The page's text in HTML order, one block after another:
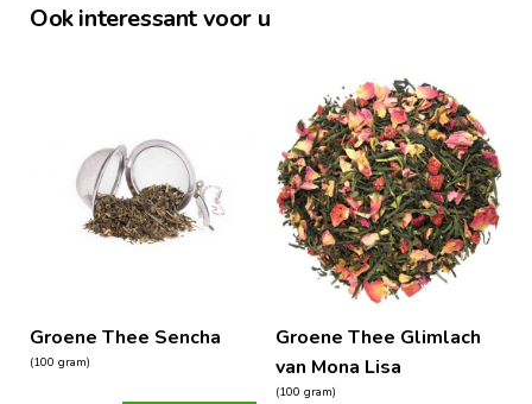
Ook interessant voor u
Groene Thee Sencha
(100 gram)
Groene Thee Glimlach
van Mona Lisa
(100 gram)